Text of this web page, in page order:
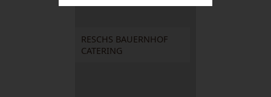
RESCHS BAUERNHOF
CATERING